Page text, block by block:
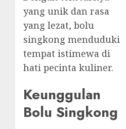
yang unik dan rasa
yang lezat, bolu
singkong menduduki
tempat istimewa di
hati pecinta kuliner.
Keunggulan
Bolu Singkong